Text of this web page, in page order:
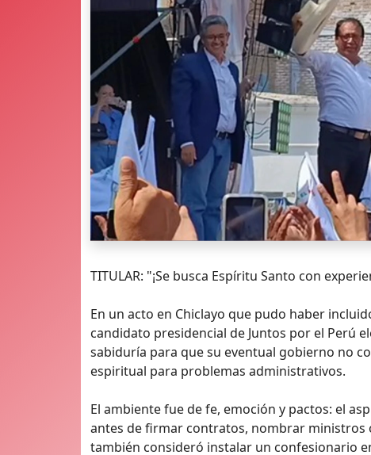
TITULAR: "¡Se busca Espíritu Santo con
En un acto en Chiclayo que pudo haber
candidato presidencial de Juntos por el Perú
sabiduría para que su eventual gobierno no
espiritual para problemas administrativos.
El ambiente fue de fe, emoción y pactos: el
antes de firmar contratos, nombrar ministros
también consideró instalar un confesionario